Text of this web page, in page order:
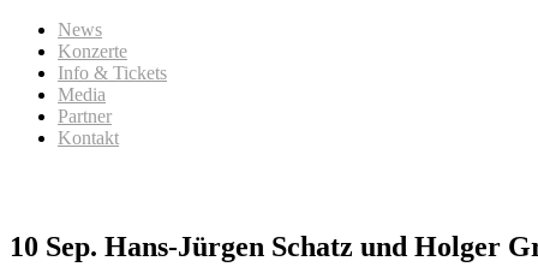
News
Konzerte
Info & Tickets
Media
Partner
Kontakt
10 Sep. Hans-Jürgen Schatz und Holger